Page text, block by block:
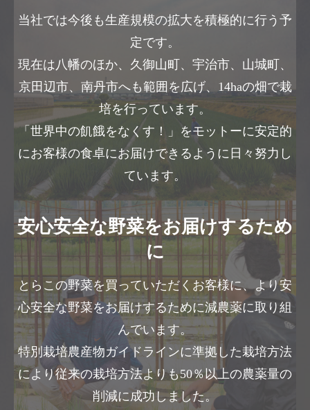
当社では今後も生産規模の拡大を積極的に行う予
定です。
現在は八幡のほか、久御山町、宇治市、山城町、
京田辺市、南丹市へも範囲を広げ、14haの畑で栽
培を行っています。
「世界中の飢餓をなくす！」をモットーに安定的
にお客様の食卓にお届けできるように日々努力し
ています。
安心安全な野菜をお届けするため
に
とらこの野菜を買っていただくお客様に、より安
心安全な野菜をお届けするために減農薬に取り組
んでいます。
特別栽培農産物ガイドラインに準拠した栽培方法
により従来の栽培方法よりも50％以上の農薬量の
削減に成功しました。